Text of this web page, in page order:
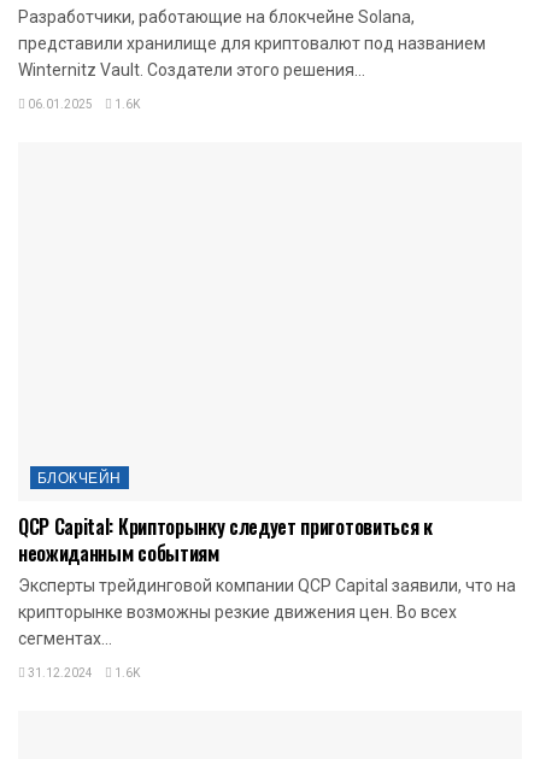
Разработчики, работающие на блокчейне Solana,
представили хранилище для криптовалют под названием
Winternitz Vault. Создатели этого решения...
06.01.2025 1.6K
БЛОКЧЕЙН
QCP Capital: Крипторынку следует приготовиться к
неожиданным событиям
Эксперты трейдинговой компании QCP Capital заявили, что на
крипторынке возможны резкие движения цен. Во всех
сегментах...
31.12.2024 1.6K